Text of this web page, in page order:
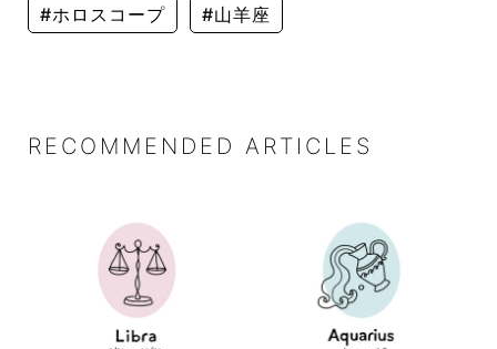
#ホロスコープ #山羊座
RECOMMENDED ARTICLES